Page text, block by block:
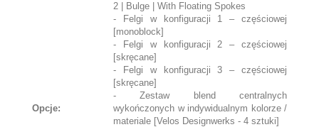
Opcje:
2 | Bulge | With Floating Spokes
- Felgi w konfiguracji 1 – częściowej
[monoblock]
- Felgi w konfiguracji 2 – częściowej
[skręcane]
- Felgi w konfiguracji 3 – częściowej
[skręcane]
- Zestaw blend centralnych
wykończonych w indywidualnym kolorze /
materiale [Velos Designwerks - 4 sztuki]